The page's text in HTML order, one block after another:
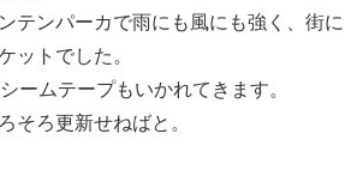
テンパーカで雨にも風にも強く、街に
ットでした。
ームテープもいかれてきます。
そろ更新せねばと。